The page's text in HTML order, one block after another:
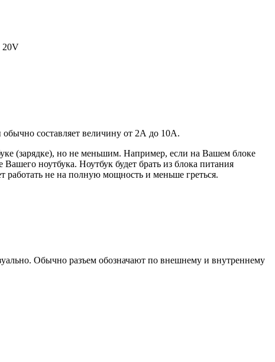
20V
составляет величину от 2А до 10A.
(зарядке), но не меньшим. Например, если на Вашем блоке
ноутбука. Ноутбук будет брать из блока питания
не на полную мощность и меньше греться.
Обычно разъем обозначают по внешнему и внутреннему